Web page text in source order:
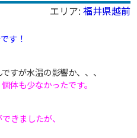
エリア: 福井県越前
す！
すが水温の影響か、、、
体も少なかったです。
きましたが、